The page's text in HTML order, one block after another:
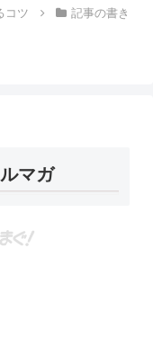
コツ
記事の書き
マガ